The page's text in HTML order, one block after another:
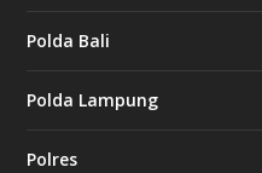
Polda Bali
Polda Lampung
Polres